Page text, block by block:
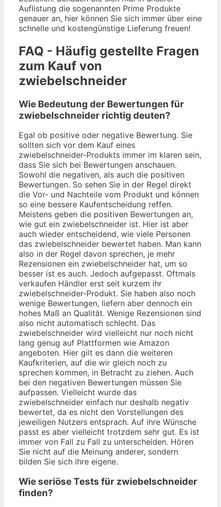
Auflistung die sogenannten Prime Produkte
genauer an, hier können Sie sich immer über eine
schnelle und kostengünstige Lieferung freuen!
FAQ - Häufig gestellte Fragen
zum Kauf von
zwiebelschneider
Wie Bedeutung der Bewertungen für
zwiebelschneider richtig deuten?
Egal ob positive oder negative Bewertung. Sie
sollten sich vor dem Kauf eines
zwiebelschneider-Produkts immer im klaren sein,
dass Sie sich bei Bewertungen anschauen.
Sowohl die negativen, als auch die positiven
Bewertungen. So sehen Sie in der Regel direkt
die Vor- und Nachteile vom Produkt und können
so eine bessere Kaufentscheidung reffen.
Meistens geben die positiven Bewertungen an,
wie gut ein zwiebelschneider ist. Hier ist aber
auch wieder entscheidend, wie viele Personen
das zwiebelschneider bewertet haben. Man kann
also in der Regel davon sprechen, je mehr
Rezensionen ein zwiebelschneider hat, um so
besser ist es auch. Jedoch aufgepasst. Oftmals
verkaufen Händler erst seit kurzem ihr
zwiebelschneider-Produkt. Sie haben also noch
wenige Bewertungen, liefern aber dennoch ein
hohes Maß an Qualität. Wenige Rezensionen sind
also nicht automatisch schlecht. Das
zwiebelschneider wird vielleicht nur noch nicht
lang genug auf Plattformen wie Amazon
angeboten. Hier gilt es dann die weiteren
Kaufkriterien, auf die wir gleich noch zu
sprechen kommen, in Betracht zu ziehen. Auch
bei den negativen Bewertungen müssen Sie
aufpassen. Vielleicht wurde das
zwiebelschneider einfach nur deshalb negativ
bewertet, da es nicht den Vorstellungen des
jeweiligen Nutzers entsprach. Auf ihre Wünsche
passt es aber vielleicht trotzdem sehr gut. Es ist
immer von Fall zu Fall zu unterscheiden. Hören
Sie nicht auf die Meinung anderer, sondern
bilden Sie sich ihre eigene.
Wie seriöse Tests für zwiebelschneider
finden?